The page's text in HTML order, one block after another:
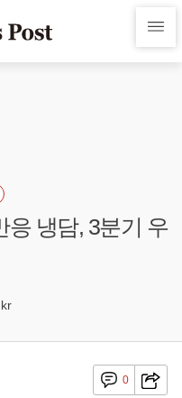
응 냉담, 3분기 우
0